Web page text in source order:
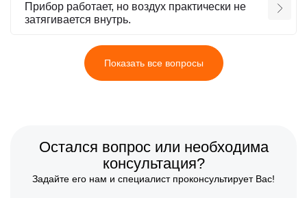
Прибор работает, но воздух практически не
затягивается внутрь.
Показать все вопросы
Остался вопрос или необходима
консультация?
Задайте его нам и специалист проконсультирует Вас!